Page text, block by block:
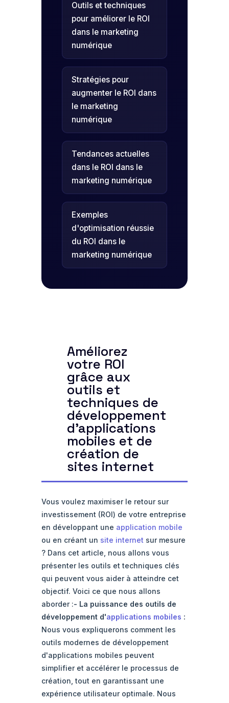
Outils et techniques
pour améliorer le ROI
dans le marketing
numérique
Stratégies pour
augmenter le ROI dans
le marketing
numérique
Tendances actuelles
dans le ROI dans le
marketing numérique
Exemples
d'optimisation réussie
du ROI dans le
marketing numérique
Améliorez
votre ROI
grâce aux
outils et
techniques de
développement
d'applications
mobiles et de
création de
sites internet
Vous voulez maximiser le retour sur
investissement (ROI) de votre entreprise
en développant une application mobile
ou en créant un site internet sur mesure
? Dans cet article, nous allons vous
présenter les outils et techniques clés
qui peuvent vous aider à atteindre cet
objectif. Voici ce que nous allons
aborder :- La puissance des outils de
développement d'applications mobiles :
Nous vous expliquerons comment les
outils modernes de développement
d'applications mobiles peuvent
simplifier et accélérer le processus de
création, tout en garantissant une
expérience utilisateur optimale. Nous